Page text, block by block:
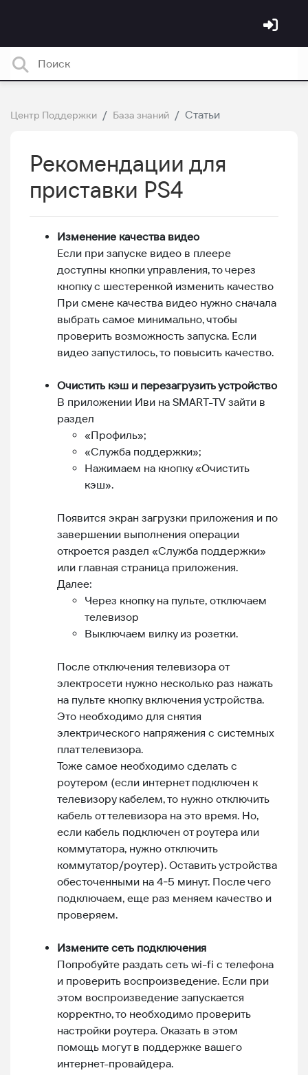
Центр Поддержки База знаний Статьи
Рекомендации для
приставки PS4
Изменение качества видео
Если при запуске видео в плеере
доступны кнопки управления, то через
кнопку с шестеренкой изменить качество
При смене качества видео нужно сначала
выбрать самое минимально, чтобы
проверить возможность запуска. Если
видео запустилось, то повысить качество.
Очистить кэш и перезагрузить устройство
В приложении Иви на SMART-TV зайти в
раздел
«Профиль»;
«Служба поддержки»;
Нажимаем на кнопку «Очистить
кэш».
Появится экран загрузки приложения и по
завершении выполнения операции
откроется раздел «Служба поддержки»
или главная страница приложения.
Далее:
Через кнопку на пульте, отключаем
телевизор
Выключаем вилку из розетки.
После отключения телевизора от
электросети нужно несколько раз нажать
на пульте кнопку включения устройства.
Это необходимо для снятия
электрического напряжения с системных
плат телевизора.
Тоже самое необходимо сделать с
роутером (если интернет подключен к
телевизору кабелем, то нужно отключить
кабель от телевизора на это время. Но,
если кабель подключен от роутера или
коммутатора, нужно отключить
коммутатор/роутер). Оставить устройства
обесточенными на 4-5 минут. После чего
подключаем, еще раз меняем качество и
проверяем.
Измените сеть подключения
Попробуйте раздать сеть wi-fi с телефона
и проверить воспроизведение. Если при
этом воспроизведение запускается
корректно, то необходимо проверить
настройки роутера. Оказать в этом
помощь могут в поддержке вашего
интернет-провайдера.